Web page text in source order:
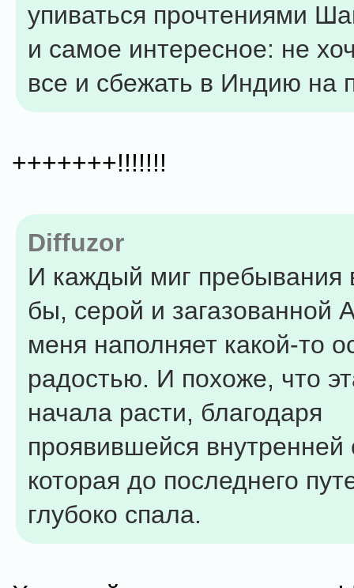
упиваться прочтениями
и самое интересное: не
все и сбежать в Индию на
+++++++!!!!!!!
Diffuzor
И каждый миг пребывания
бы, серой и загазованной
меня наполняет какой-то
радостью. И похоже, что
начала расти, благодаря
проявившейся внутренней
которая до последнего
глубоко спала.